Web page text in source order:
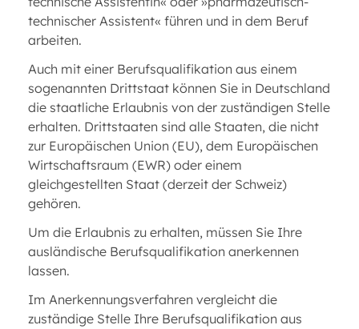
technischer Assistent« führen und in dem Beruf
arbeiten.
Auch mit einer Berufsqualifikation aus einem
sogenannten Drittstaat können Sie in Deutschland
die staatliche Erlaubnis von der zuständigen Stelle
erhalten. Drittstaaten sind alle Staaten, die nicht
zur Europäischen Union (EU), dem Europäischen
Wirtschaftsraum (EWR) oder einem
gleichgestellten Staat (derzeit der Schweiz)
gehören.
Um die Erlaubnis zu erhalten, müssen Sie Ihre
ausländische Berufsqualifikation anerkennen
lassen.
Im Anerkennungsverfahren vergleicht die
zuständige Stelle Ihre Berufsqualifikation aus